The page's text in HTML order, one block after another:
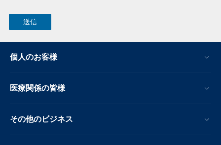
個人のお客様
医療関係の皆様
その他のビジネス